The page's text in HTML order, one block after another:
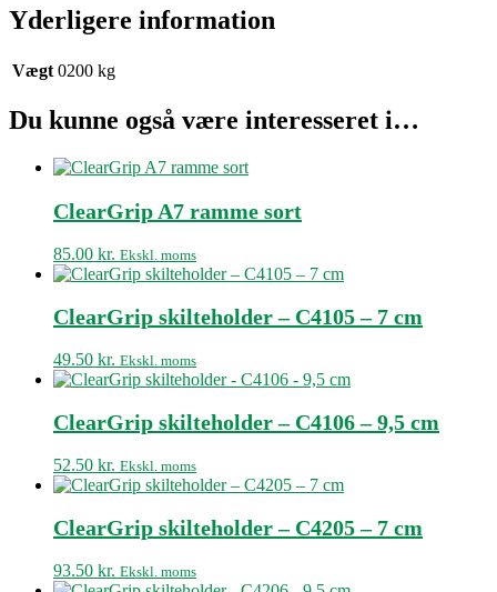
Yderligere information
Vægt 0200 kg
Du kunne også være interesseret i…
ClearGrip A7 ramme sort
85.00 kr. Ekskl. moms
ClearGrip skilteholder – C4105 – 7 cm
49.50 kr. Ekskl. moms
ClearGrip skilteholder – C4106 – 9,5 cm
52.50 kr. Ekskl. moms
ClearGrip skilteholder – C4205 – 7 cm
93.50 kr. Ekskl. moms